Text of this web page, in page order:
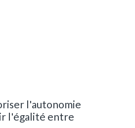
l'autonomie
l'égalité entre